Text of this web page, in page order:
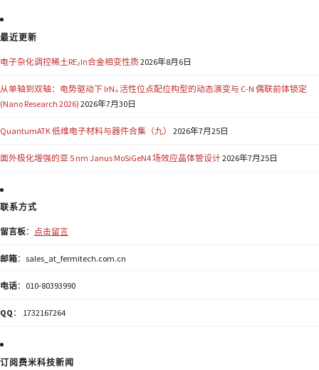
最近更新
电子杂化调控稀土RE₂In合金相变性质2026年8月6日
从单轴到双轴：电势驱动下 IrN₄ 活性位点配位构型的动态演变与 C-N 偶联前体锁定
(Nano Research 2026) 2026年7月30日
QuantumATK 低维电子材料与器件合集（九） 2026年7月25日
面外极化增强的亚 5 nm Janus MoSiGeN4 场效应晶体管设计2026年7月25日
联系方式
留言板： 点击留言
邮箱：sales_at_fermitech.com.cn
电话：010-80393990
QQ ： 1732167264
订阅费米科技新闻